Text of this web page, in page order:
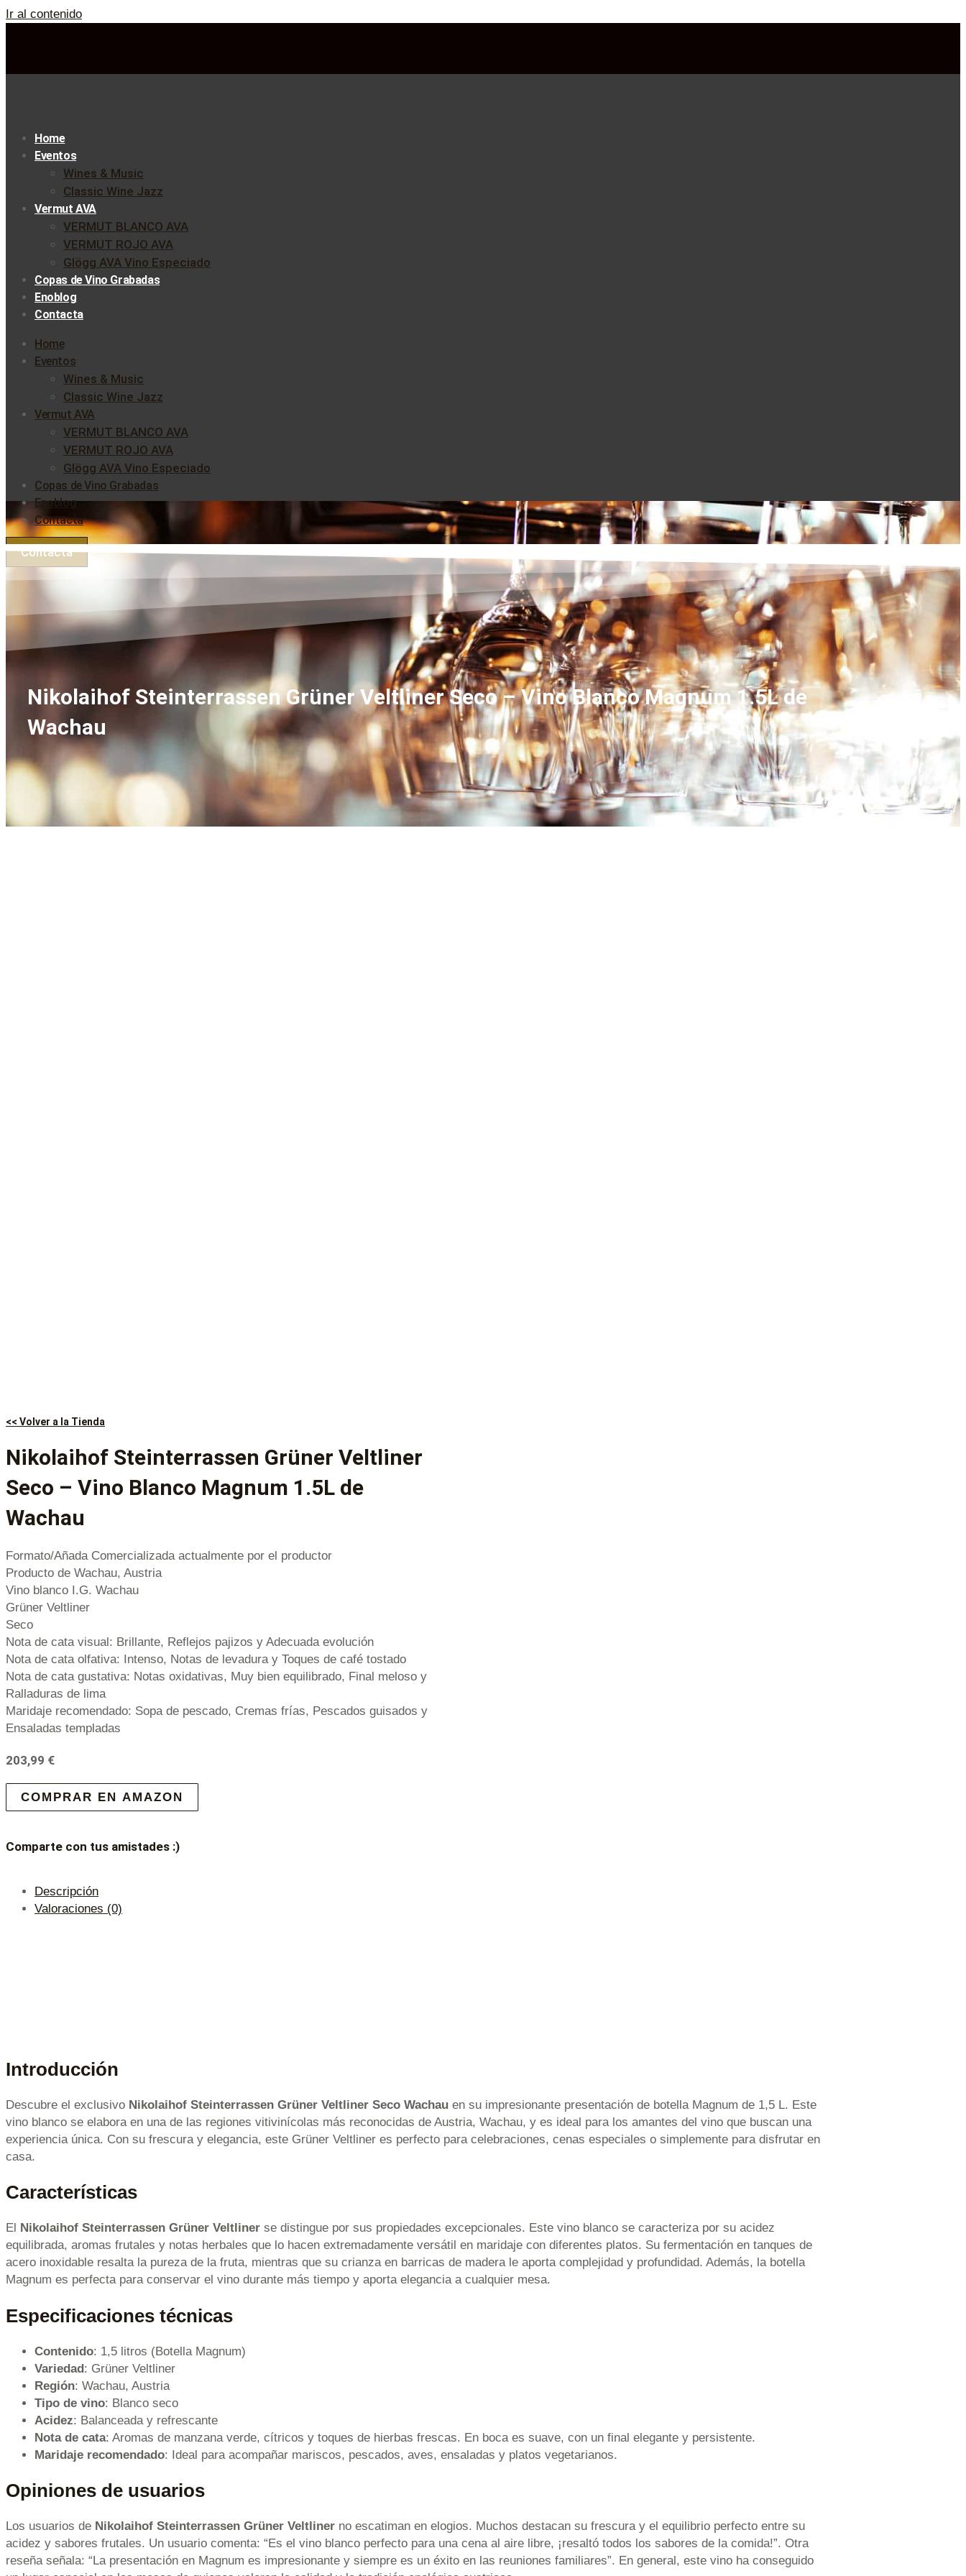
Ir al contenido
Home
Eventos
Wines & Music
Classic Wine Jazz
Vermut AVA
VERMUT BLANCO AVA
VERMUT ROJO AVA
Glögg AVA Vino Especiado
Copas de Vino Grabadas
Enoblog
Contacta
Home
Eventos
Wines & Music
Classic Wine Jazz
Vermut AVA
VERMUT BLANCO AVA
VERMUT ROJO AVA
Glögg AVA Vino Especiado
Copas de Vino Grabadas
Enoblog
Contacta
Contacta
Nikolaihof Steinterrassen Grüner Veltliner Seco – Vino Blanco Magnum 1.5L de
Wachau
<< Volver a la Tienda
Nikolaihof Steinterrassen Grüner Veltliner
Seco – Vino Blanco Magnum 1.5L de
Wachau
Formato/Añada Comercializada actualmente por el productor
Producto de Wachau, Austria
Vino blanco I.G. Wachau
Grüner Veltliner
Seco
Nota de cata visual: Brillante, Reflejos pajizos y Adecuada evolución
Nota de cata olfativa: Intenso, Notas de levadura y Toques de café tostado
Nota de cata gustativa: Notas oxidativas, Muy bien equilibrado, Final meloso y
Ralladuras de lima
Maridaje recomendado: Sopa de pescado, Cremas frías, Pescados guisados y
Ensaladas templadas
203,99 €
COMPRAR EN AMAZON
Comparte con tus amistades :)
Descripción
Valoraciones (0)
Introducción
Descubre el exclusivo Nikolaihof Steinterrassen Grüner Veltliner Seco Wachau en su impresionante presentación de botella Magnum de 1,5 L. Este
vino blanco se elabora en una de las regiones vitivinícolas más reconocidas de Austria, Wachau, y es ideal para los amantes del vino que buscan una
experiencia única. Con su frescura y elegancia, este Grüner Veltliner es perfecto para celebraciones, cenas especiales o simplemente para disfrutar en
casa.
Características
El Nikolaihof Steinterrassen Grüner Veltliner se distingue por sus propiedades excepcionales. Este vino blanco se caracteriza por su acidez
equilibrada, aromas frutales y notas herbales que lo hacen extremadamente versátil en maridaje con diferentes platos. Su fermentación en tanques de
acero inoxidable resalta la pureza de la fruta, mientras que su crianza en barricas de madera le aporta complejidad y profundidad. Además, la botella
Magnum es perfecta para conservar el vino durante más tiempo y aporta elegancia a cualquier mesa.
Especificaciones técnicas
Contenido: 1,5 litros (Botella Magnum)
Variedad: Grüner Veltliner
Región: Wachau, Austria
Tipo de vino: Blanco seco
Acidez: Balanceada y refrescante
Nota de cata: Aromas de manzana verde, cítricos y toques de hierbas frescas. En boca es suave, con un final elegante y persistente.
Maridaje recomendado: Ideal para acompañar mariscos, pescados, aves, ensaladas y platos vegetarianos.
Opiniones de usuarios
Los usuarios de Nikolaihof Steinterrassen Grüner Veltliner no escatiman en elogios. Muchos destacan su frescura y el equilibrio perfecto entre su
acidez y sabores frutales. Un usuario comenta: “Es el vino blanco perfecto para una cena al aire libre, ¡resaltó todos los sabores de la comida!”. Otra
reseña señala: “La presentación en Magnum es impresionante y siempre es un éxito en las reuniones familiares”. En general, este vino ha conseguido